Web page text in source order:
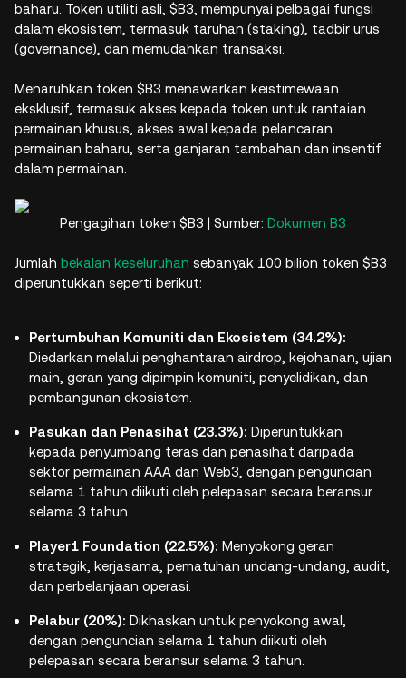
baharu. Token utiliti asli, $B3, mempunyai pelbagai fungsi
dalam ekosistem, termasuk taruhan (staking), tadbir urus
(governance), dan memudahkan transaksi.
Menaruhkan token $B3 menawarkan keistimewaan
eksklusif, termasuk akses kepada token untuk rantaian
permainan khusus, akses awal kepada pelancaran
permainan baharu, serta ganjaran tambahan dan insentif
dalam permainan.
Pengagihan token $B3 | Sumber: Dokumen B3
Jumlah bekalan keseluruhan sebanyak 100 bilion token $B3
diperuntukkan seperti berikut:
Pertumbuhan Komuniti dan Ekosistem (34.2%):
Diedarkan melalui penghantaran airdrop, kejohanan, ujian
main, geran yang dipimpin komuniti, penyelidikan, dan
pembangunan ekosistem.
Pasukan dan Penasihat (23.3%): Diperuntukkan
kepada penyumbang teras dan penasihat daripada
sektor permainan AAA dan Web3, dengan penguncian
selama 1 tahun diikuti oleh pelepasan secara beransur
selama 3 tahun.
Player1 Foundation (22.5%): Menyokong geran
strategik, kerjasama, pematuhan undang-undang, audit,
dan perbelanjaan operasi.
Pelabur (20%): Dikhaskan untuk penyokong awal,
dengan penguncian selama 1 tahun diikuti oleh
pelepasan secara beransur selama 3 tahun.